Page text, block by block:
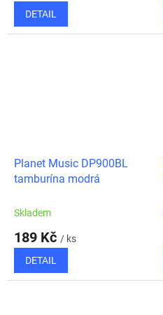
DETAIL
Planet Music DP900BL
tamburína modrá
Skladem
189 Kč / ks
DETAIL